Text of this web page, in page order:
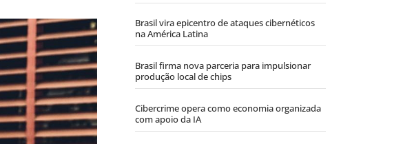
Brasil vira epicentro de ataques cibernéticos
na América Latina
Brasil firma nova parceria para impulsionar
produção local de chips
Cibercrime opera como economia organizada
com apoio da IA